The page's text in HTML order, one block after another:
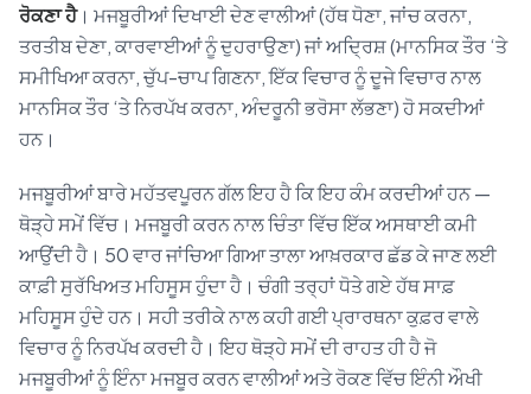
ਰੋਕਣਾ ਹੈ। ਮਜਬੂਰੀਆਂ ਦਿਖਾਈ ਦੇਣ ਵਾਲੀਆਂ (ਹੱਥ ਧੋਣਾ, ਜਾਂਚ ਕਰਨਾ,
ਤਰਤੀਬ ਦੇਣਾ, ਕਾਰਵਾਈਆਂ ਨੂੰ ਦੁਹਰਾਉਣਾ) ਜਾਂ ਅਦ੍ਰਿਸ਼ (ਮਾਨਸਿਕ ਤੌਰ ‘ਤੇ
ਸਮੀਖਿਆ ਕਰਨਾ, ਚੁੱਪ-ਚਾਪ ਗਿਣਨਾ, ਇੱਕ ਵਿਚਾਰ ਨੂੰ ਦੂਜੇ ਵਿਚਾਰ ਨਾਲ
ਮਾਨਸਿਕ ਤੌਰ ‘ਤੇ ਨਿਰਪੱਖ ਕਰਨਾ, ਅੰਦਰੂਨੀ ਭਰੋਸਾ ਲੱਭਣਾ) ਹੋ ਸਕਦੀਆਂ
ਹਨ।
ਮਜਬੂਰੀਆਂ ਬਾਰੇ ਮਹੱਤਵਪੂਰਨ ਗੱਲ ਇਹ ਹੈ ਕਿ ਇਹ ਕੰਮ ਕਰਦੀਆਂ ਹਨ —
ਥੋੜ੍ਹੇ ਸਮੇਂ ਵਿੱਚ। ਮਜਬੂਰੀ ਕਰਨ ਨਾਲ ਚਿੰਤਾ ਵਿੱਚ ਇੱਕ ਅਸਥਾਈ ਕਮੀ
ਆਉਂਦੀ ਹੈ। 50 ਵਾਰ ਜਾਂਚਿਆ ਗਿਆ ਤਾਲਾ ਆਖ਼ਰਕਾਰ ਛੱਡ ਕੇ ਜਾਣ ਲਈ
ਕਾਫ਼ੀ ਸੁਰੱਖਿਅਤ ਮਹਿਸੂਸ ਹੁੰਦਾ ਹੈ। ਚੰਗੀ ਤਰ੍ਹਾਂ ਧੋਤੇ ਗਏ ਹੱਥ ਸਾਫ਼
ਮਹਿਸੂਸ ਹੁੰਦੇ ਹਨ। ਸਹੀ ਤਰੀਕੇ ਨਾਲ ਕਹੀ ਗਈ ਪ੍ਰਾਰਥਨਾ ਕੁਫ਼ਰ ਵਾਲੇ
ਵਿਚਾਰ ਨੂੰ ਨਿਰਪੱਖ ਕਰਦੀ ਹੈ। ਇਹ ਥੋੜ੍ਹੇ ਸਮੇਂ ਦੀ ਰਾਹਤ ਹੀ ਹੈ ਜੋ
ਮਜਬੂਰੀਆਂ ਨੂੰ ਇੰਨਾ ਮਜਬੂਰ ਕਰਨ ਵਾਲੀਆਂ ਅਤੇ ਰੋਕਣ ਵਿੱਚ ਇੰਨੀ ਔਖੀ